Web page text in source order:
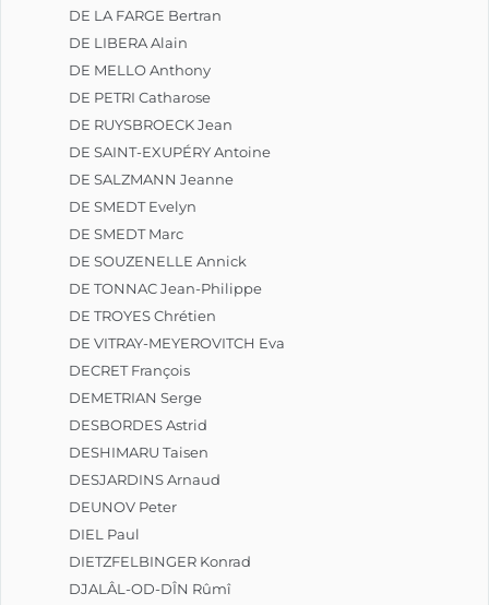
DE LA FARGE Bertran
DE LIBERA Alain
DE MELLO Anthony
DE PETRI Catharose
DE RUYSBROECK Jean
DE SAINT-EXUPÉRY Antoine
DE SALZMANN Jeanne
DE SMEDT Evelyn
DE SMEDT Marc
DE SOUZENELLE Annick
DE TONNAC Jean-Philippe
DE TROYES Chrétien
DE VITRAY-MEYEROVITCH Eva
DECRET François
DEMETRIAN Serge
DESBORDES Astrid
DESHIMARU Taisen
DESJARDINS Arnaud
DEUNOV Peter
DIEL Paul
DIETZFELBINGER Konrad
DJALÂL-OD-DÎN Rûmî